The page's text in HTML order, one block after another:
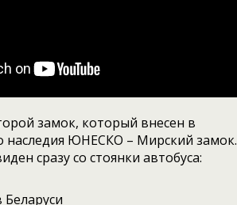
замок, который внесен в
наследия ЮНЕСКО – Мирский замок.
сразу со стоянки автобуса: